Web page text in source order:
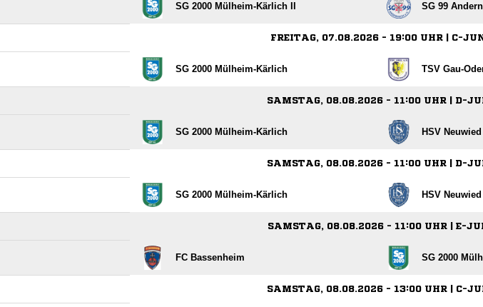
SG 2000 Mülheim-Kärlich II SG 99
FREITAG, 07.08.2026 - 19:00 UHR | C-
SG 2000 Mülheim-Kärlich TSV Gau-
SAMSTAG, 08.08.2026 - 11:00 UHR | D-
SG 2000 Mülheim-Kärlich HSV Neuwied
SAMSTAG, 08.08.2026 - 11:00 UHR | D-
SG 2000 Mülheim-Kärlich HSV Neuwied
SAMSTAG, 08.08.2026 - 11:00 UHR | E-
FC Bassenheim SG 2000
SAMSTAG, 08.08.2026 - 13:00 UHR | C-